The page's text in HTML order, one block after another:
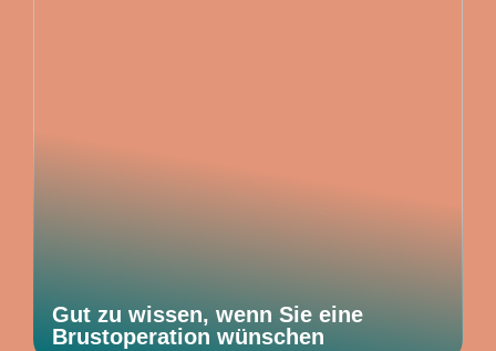
Gut zu wissen, wenn Sie eine
Brustoperation wünschen